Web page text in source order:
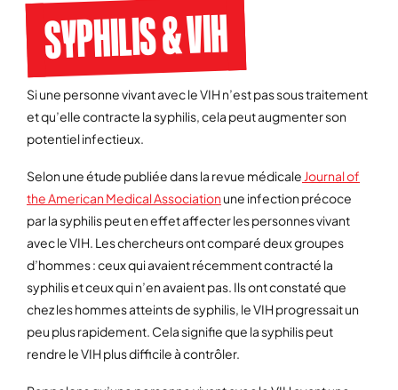
SYPHILIS & VIH
Si une personne vivant avec le VIH n’est pas sous traitement
et qu’elle contracte la syphilis, cela peut augmenter son
potentiel infectieux.
Selon une étude publiée dans la revue médicale Journal of
the American Medical Association une infection précoce
par la syphilis peut en effet affecter les personnes vivant
avec le VIH. Les chercheurs ont comparé deux groupes
d’hommes : ceux qui avaient récemment contracté la
syphilis et ceux qui n’en avaient pas. Ils ont constaté que
chez les hommes atteints de syphilis, le VIH progressait un
peu plus rapidement. Cela signifie que la syphilis peut
rendre le VIH plus difficile à contrôler.